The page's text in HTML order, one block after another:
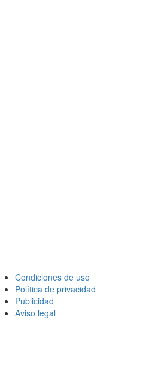
Condiciones de uso
Política de privacidad
Publicidad
Aviso legal